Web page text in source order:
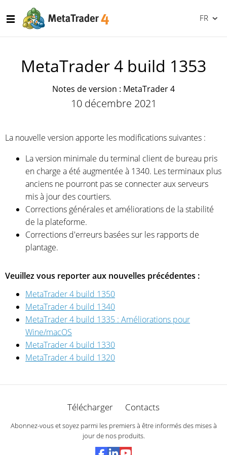
FR
MetaTrader 4 build 1353
Notes de version : MetaTrader 4
10 décembre 2021
La nouvelle version apporte les modifications suivantes :
La version minimale du terminal client de bureau pris
en charge a été augmentée à 1340. Les terminaux plus
anciens ne pourront pas se connecter aux serveurs
mis à jour des courtiers.
Corrections générales et améliorations de la stabilité
de la plateforme.
Corrections d'erreurs basées sur les rapports de
plantage.
Veuillez vous reporter aux nouvelles précédentes :
MetaTrader 4 build 1350
MetaTrader 4 build 1340
MetaTrader 4 build 1335 : Améliorations pour
Wine/macOS
MetaTrader 4 build 1330
MetaTrader 4 build 1320
Télécharger Contacts
Abonnez-vous et soyez parmi les premiers à être informés des mises à
jour de nos produits.